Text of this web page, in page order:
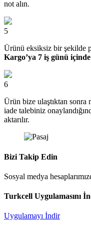
not alın.
5
Ürünü eksiksiz bir şekilde
Kargo’ya 7 iş günü
6
Ürün bize ulaştıktan sonra
iade talebiniz
aktarılır.
Bizi Takip Edin
Sosyal medya
Turkcell Uygulamasını
Uygulamayı İndir